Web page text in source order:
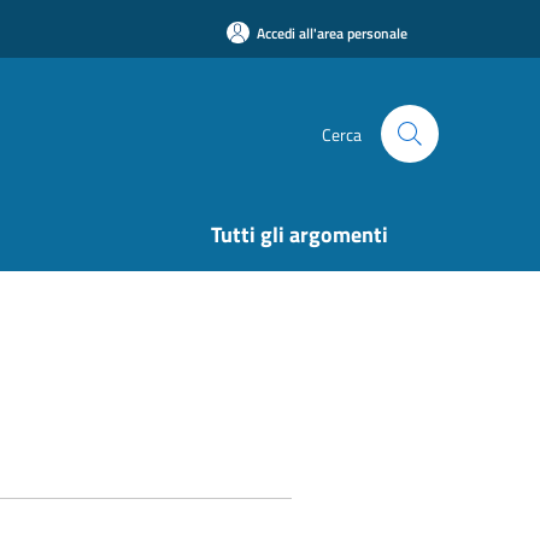
Accedi all'area personale
Cerca
Tutti gli argomenti